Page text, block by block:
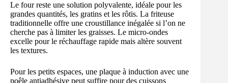
Le four reste une solution polyvalente, idéale pour les
grandes quantités, les gratins et les rôtis. La friteuse
traditionnelle offre une croustillance inégalée si l’on ne
cherche pas à limiter les graisses. Le micro-ondes
excelle pour le réchauffage rapide mais altère souvent
les textures.
Pour les petits espaces, une plaque à induction avec une
poêle antiadhésive peut suffire pour des cuissons